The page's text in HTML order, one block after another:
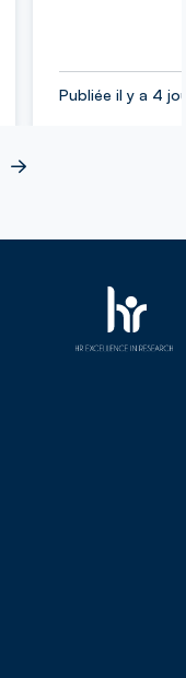
Publiée il y a 4